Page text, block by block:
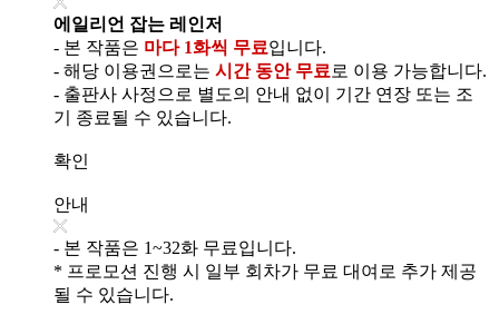
에일리언 잡는 레인저
- 본 작품은 마다 1화씩 무료입니다.
- 해당 이용권으로는 시간 동안 무료 로 이용 가능합니다.
- 출판사 사정으로 별도의 안내 없이 기간 연장 또는 조
기 종료될 수 있습니다.
확인
안내
- 본 작품은 1~32화 무료입니다.
* 프로모션 진행 시 일부 회차가 무료 대여로 추가 제공
될 수 있습니다.